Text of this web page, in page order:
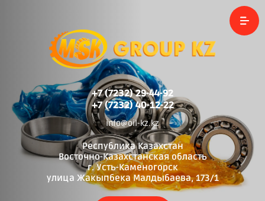
+7 (7232) 29-44-92
+7 (7232) 40-12-22
info@oil-kz.kz
Республика Казахстан
Восточно-Казахстанская область
г. Усть-Каменогорск
улица Жакыпбека Малдыбаева, 173/1